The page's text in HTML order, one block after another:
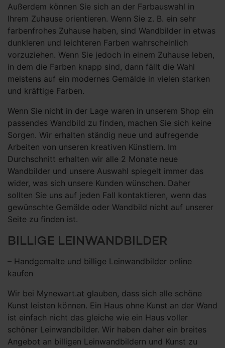
Außerdem können Sie sich an der Farbauswahl in
Ihrem Zuhause orientieren. Wenn Sie z. B. ein sehr
farbenfrohes Zuhause haben, sind Wandbilder in etwas
dunkleren und leichteren Farben wahrscheinlich
vorzuziehen. Wenn Sie jedoch in einem Zuhause leben,
in dem die Farben knapp sind, dann fällt die Wahl
meistens auf ein modernes Gemälde in vielen starken
und kräftige Farben.
Wenn Sie nicht in der Lage waren in unserem Shop ein
passendes Wandbild zu finden, machen Sie sich keine
Sorgen. Wir erhalten ständig neue und aufregende
Arbeiten von unseren kreativen Künstlern. Im
Durchschnitt erhalten wir alle 2 Monate neue
Wandbilder und unsere Auswahl spiegelt immer das
wider, was sich unsere Kunden wünschen. Daher
sollten Sie uns auf jeden Fall kontaktieren, wenn das
gewünschte Gemälde oder Wandbild nicht auf unserer
Seite zu finden ist.
BILLIGE LEINWANDBILDER
– Handgemalte und billige Leinwandbilder online
kaufen
Wir bei Mynewart.at glauben, dass sich alle schöne
Kunst leisten können. Ein Haus ohne Kunst an der Wand
ist einfach nicht das gleiche wie ein Haus voller
schöner Leinwandbilder. Wir haben daher ein breites
Angebot an billigen Leinwandbildern und Kunst zu